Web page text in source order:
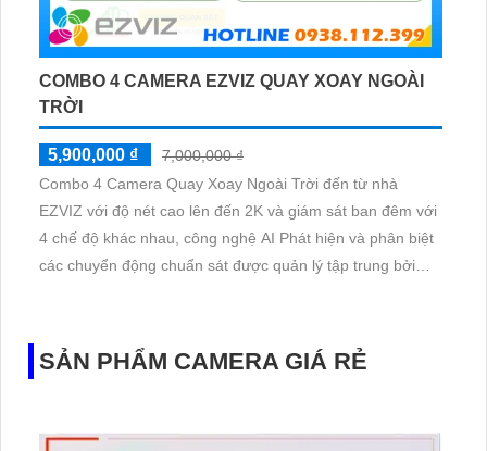
COMBO 4 CAMERA EZVIZ QUAY XOAY NGOÀI
TRỜI
5,900,000 ₫
7,000,000 ₫
Combo 4 Camera Quay Xoay Ngoài Trời đến từ nhà
EZVIZ với độ nét cao lên đến 2K và giám sát ban đêm với
4 chế độ khác nhau, công nghệ AI Phát hiện và phân biệt
các chuyển động chuẩn sát được quản lý tập trung bởi
SẢN PHẨM CAMERA GIÁ RẺ